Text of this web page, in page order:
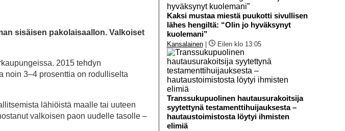
sisäisen pakolaisaallon. Valkoiset
2015 tehdyn
noin 3–4 prosenttia on rodulliselta
lähiöistä maalle tai uuteen
valkoisen paon uudelle tasolle –
Kaksi mustaa miestä puukotti sivullisen
lähes hengiltä: “Olin jo hyväksynyt
kuolemani”
Kansalainen| Eilen klo 13:05
Transsukupuolinen hautausurakoitsija
syytettynä testamenttihuijauksesta –
hautaustoimistosta löytyi ihmisten
elimiä